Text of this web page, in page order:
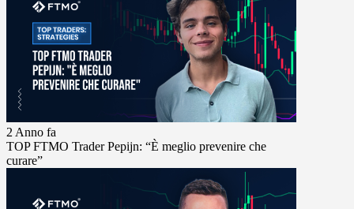
2 Anno fa
TOP FTMO Trader Pepijn: “È meglio prevenire che
curare”